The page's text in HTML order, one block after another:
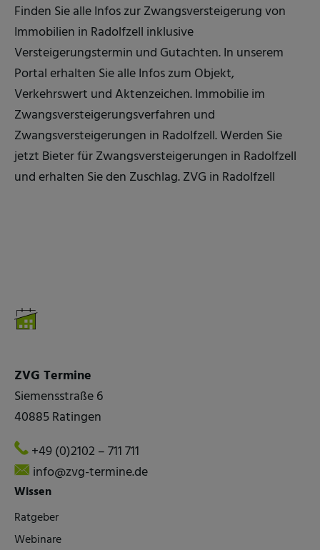
Finden Sie alle Infos zur Zwangsversteigerung von
Immobilien in Radolfzell inklusive
Versteigerungstermin und Gutachten. In unserem
Portal erhalten Sie alle Infos zum Objekt,
Verkehrswert und Aktenzeichen. Immobilie im
Zwangsversteigerungsverfahren und
Zwangsversteigerungen in Radolfzell. Werden Sie
jetzt Bieter für Zwangsversteigerungen in Radolfzell
und erhalten Sie den Zuschlag. ZVG in Radolfzell
ZVG Termine
Siemensstraße 6
40885 Ratingen
+49 (0)2102 – 711 711
info@zvg-termine.de
Wissen
Ratgeber
Webinare